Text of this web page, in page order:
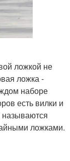
ложкой не
ложка -
наборе
есть вилки и
ложками.